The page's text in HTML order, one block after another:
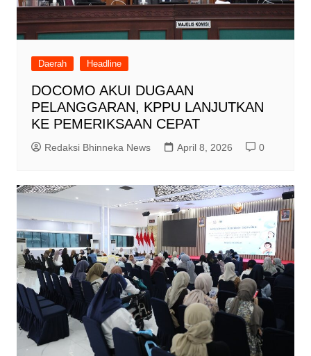
Daerah Headline
DOCOMO AKUI DUGAAN
PELANGGARAN, KPPU LANJUTKAN
KE PEMERIKSAAN CEPAT
Redaksi Bhinneka News April 8, 2026 0